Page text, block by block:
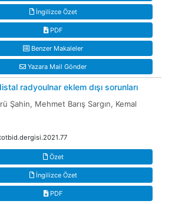
İngilizce Özet
PDF
Benzer Makaleler
Yazara Mail Gönder
radyoulnar eklem dışı sorunları
Şahin, Mehmet Barış Sargın, Kemal
Özet
İngilizce Özet
PDF